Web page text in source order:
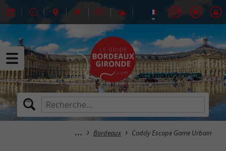
Bordeaux Coddy Escape Game Urbain